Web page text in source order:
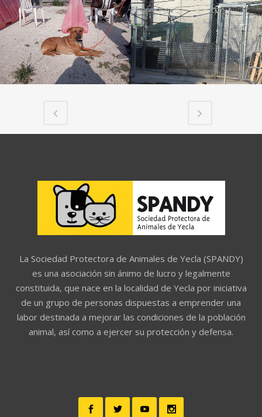
La Sociedad Protectora de Animales de Yecla (SPANDY)
es una asociación sin ánimo de lucro y legalmente
constituida, que nace en la localidad de Yecla por iniciativa
de un grupo de personas dispuestas a emprender una
labor destinada a mejorar las condiciones de la población
animal, así como a ejercer su protección y defensa.